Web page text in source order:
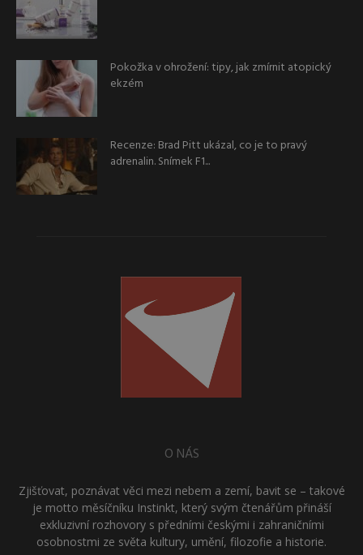
Pokožka v ohrožení: tipy, jak zmírnit atopický
ekzém
Recenze: Brad Pitt ukázal, co je to pravý
adrenalin. Snímek F1...
O NÁS
Zjišťovat, poznávat věci mezi nebem a zemí, bavit se – takové
je motto měsíčníku Instinkt, který svým čtenářům přináší
exkluzivní rozhovory s předními českými i zahraničními
osobnostmi ze světa kultury, umění, filozofie a historie.